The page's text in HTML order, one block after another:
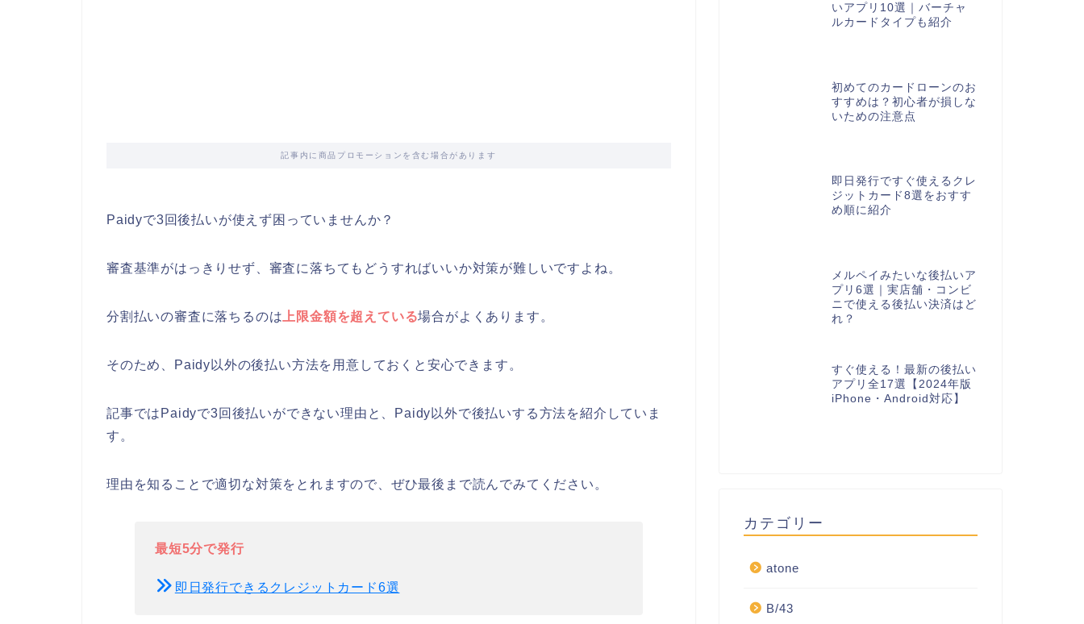
記事内に商品プロモーションを含む場合があります
Paidyで3回後払いが使えず困っていませんか？
審査基準がはっきりせず、審査に落ちてもどうすればいいか対策が難しいですよね。
分割払いの審査に落ちるのは 上限金額を超えている場合がよくあります。
そのため、Paidy以外の後払い方法を用意しておくと安心できます。
記事ではPaidyで3回後払いができない理由と、Paidy以外で後払いする方法を紹介していま
す。
理由を知ることで適切な対策をとれますので、ぜひ最後まで読んでみてください。
最短5分で発行
即日発行できるクレジットカード6選
いアプリ10選｜バーチャ
ルカードタイプも紹介
初めてのカードローンのお
すすめは？初心者が損しな
いための注意点
即日発行ですぐ使えるクレ
ジットカード8選をおすす
め順に紹介
メルペイみたいな後払いア
プリ6選｜実店舗・コンビ
ニで使える後払い決済はど
れ？
すぐ使える！最新の後払い
アプリ全17選【2024年版
iPhone・Android対応】
カテゴリー
atone
B/43